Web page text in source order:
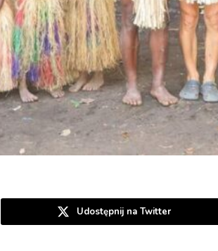
Udostępnij na Twitter